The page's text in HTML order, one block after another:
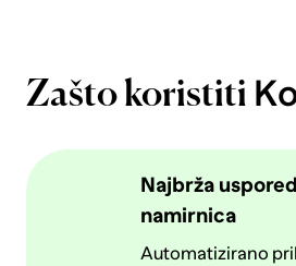
Zašto koristiti
Najbrža
namirnica
Automatizirano